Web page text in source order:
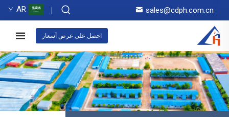
sales@cdph.com.cn
AR
احصل على عرض أسعار